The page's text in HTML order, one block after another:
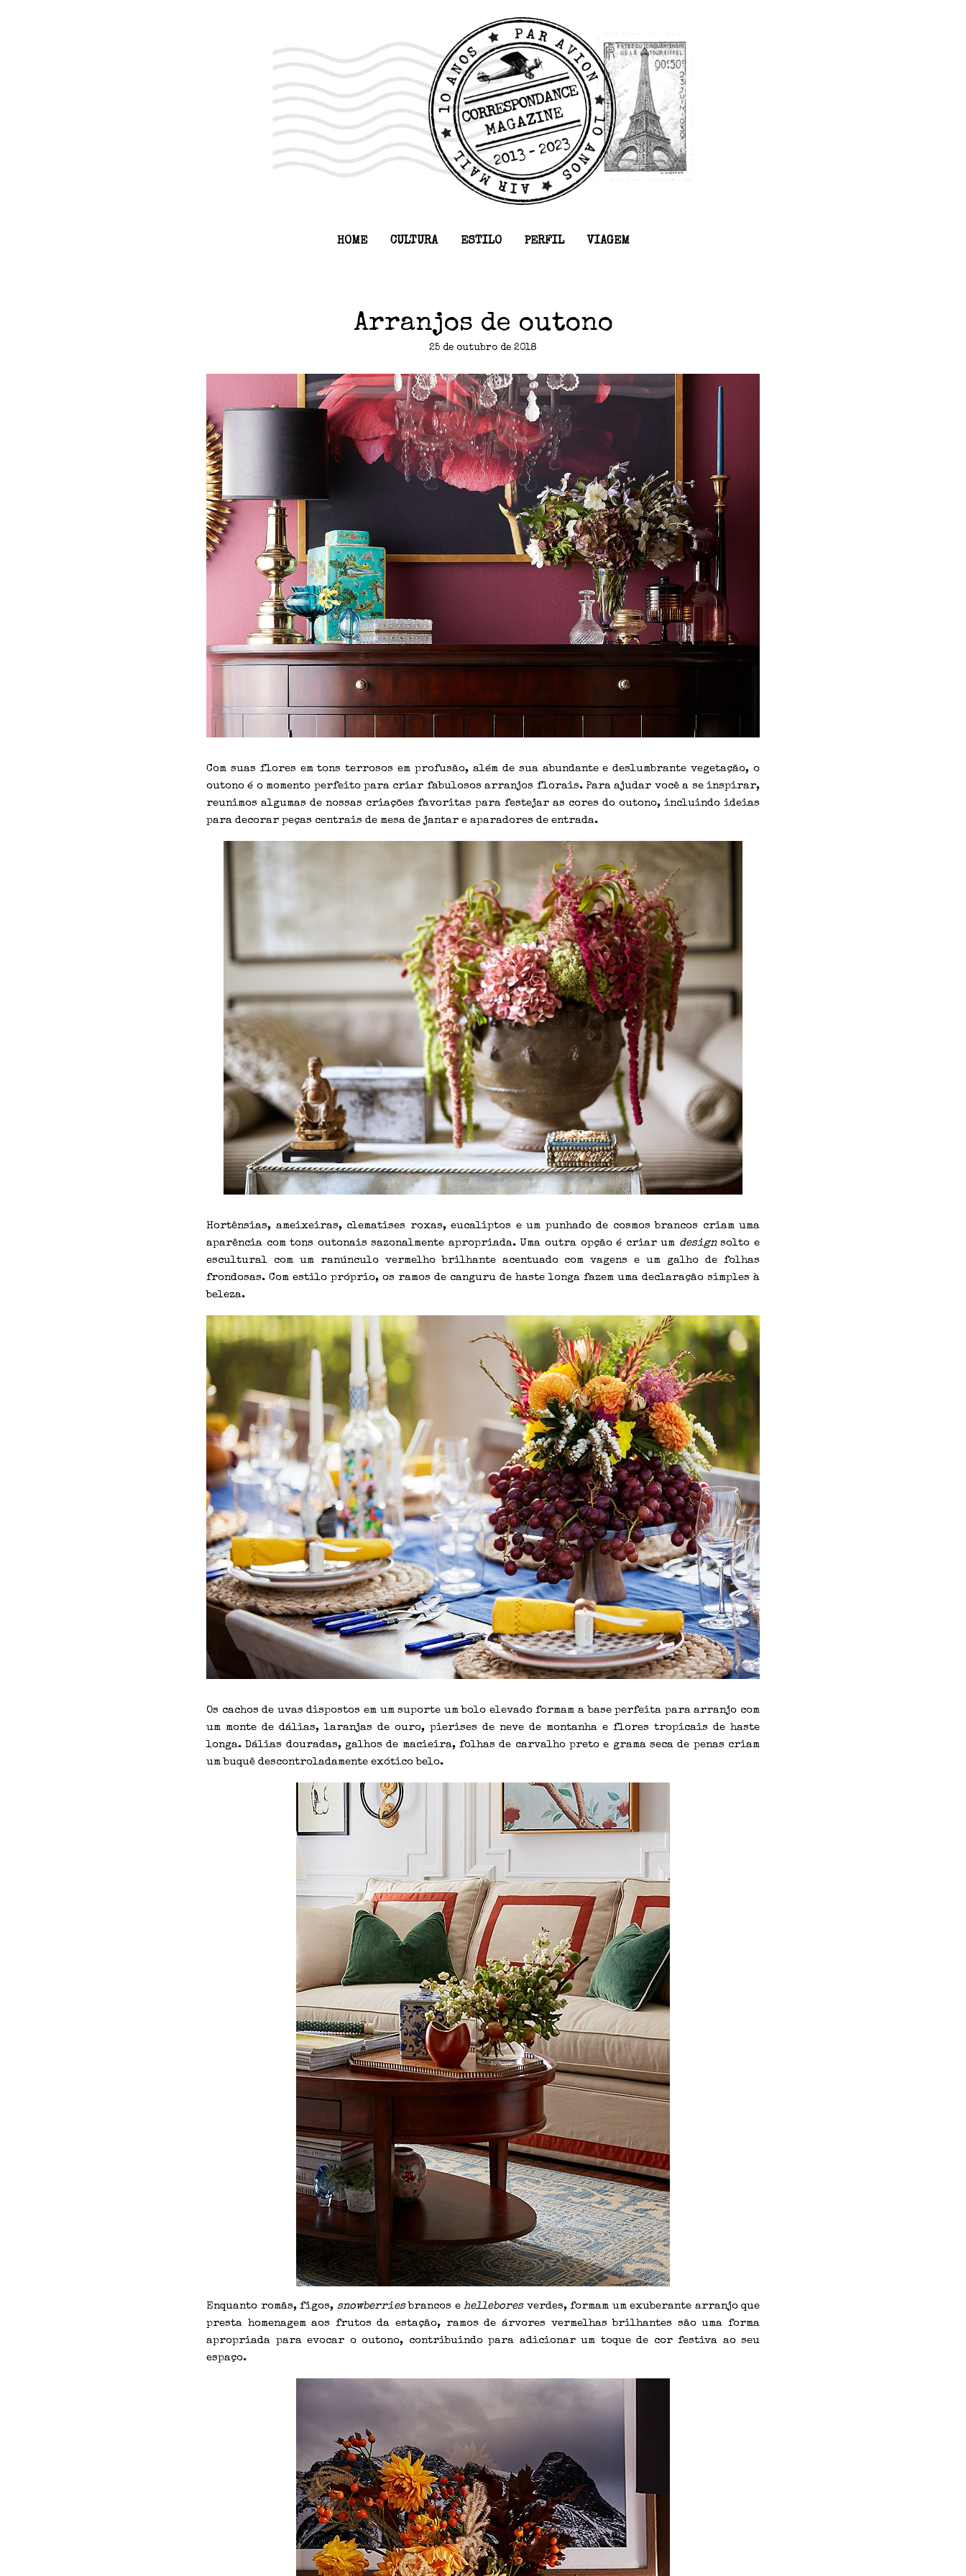
HOME CULTURA ESTILO PERFIL VIAGEM
Arranjos de outono
25 de outubro de 2018
Com suas flores em tons terrosos em profusão, além de sua abundante e deslumbrante vegetação, o
outono é o momento perfeito para criar fabulosos arranjos florais. Para ajudar você a se inspirar,
reunimos algumas de nossas criações favoritas para festejar as cores do outono, incluindo ideias
para decorar peças centrais de mesa de jantar e aparadores de entrada.
Hortênsias, ameixeiras, clematises roxas, eucaliptos e um punhado de cosmos brancos criam uma
aparência com tons outonais sazonalmente apropriada. Uma outra opção é criar um designsolto e
escultural com um ranúnculo vermelho brilhante acentuado com vagens e um galho de folhas
frondosas. Com estilo próprio, os ramos de canguru de haste longa fazem uma declaração simples à
beleza.
Os cachos de uvas dispostos em um suporte um bolo elevado formam a base perfeita para arranjo com
um monte de dálias, laranjas de ouro, pierises de neve de montanha e flores tropicais de haste
longa. Dálias douradas, galhos de macieira, folhas de carvalho preto e grama seca de penas criam
um buquê descontroladamente exótico belo.
Enquanto romãs, figos, snowberriesbrancos e helleboresverdes, formam um exuberante arranjo que
presta homenagem aos frutos da estação, ramos de árvores vermelhas brilhantes são uma forma
apropriada para evocar o outono, contribuindo para adicionar um toque de cor festiva ao seu
espaço.